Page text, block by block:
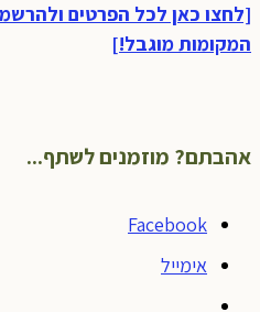
[לחצו כאן לכל הפרטים
המקומות מוגבל!]
אהבתם? מוזמנים לשתף...
Facebook
אימייל